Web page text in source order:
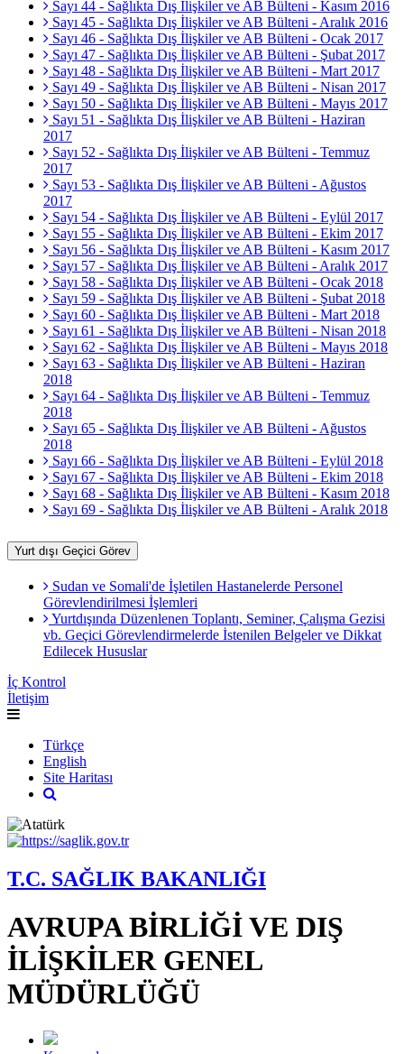
Sayı 44 - Sağlıkta Dış İlişkiler ve AB Bülteni - Kasım 2016
Sayı 45 - Sağlıkta Dış İlişkiler ve AB Bülteni - Aralık 2016
Sayı 46 - Sağlıkta Dış İlişkiler ve AB Bülteni - Ocak 2017
Sayı 47 - Sağlıkta Dış İlişkiler ve AB Bülteni - Şubat 2017
Sayı 48 - Sağlıkta Dış İlişkiler ve AB Bülteni - Mart 2017
Sayı 49 - Sağlıkta Dış İlişkiler ve AB Bülteni - Nisan 2017
Sayı 50 - Sağlıkta Dış İlişkiler ve AB Bülteni - Mayıs 2017
Sayı 51 - Sağlıkta Dış İlişkiler ve AB Bülteni - Haziran
2017
Sayı 52 - Sağlıkta Dış İlişkiler ve AB Bülteni - Temmuz
2017
Sayı 53 - Sağlıkta Dış İlişkiler ve AB Bülteni - Ağustos
2017
Sayı 54 - Sağlıkta Dış İlişkiler ve AB Bülteni - Eylül 2017
Sayı 55 - Sağlıkta Dış İlişkiler ve AB Bülteni - Ekim 2017
Sayı 56 - Sağlıkta Dış İlişkiler ve AB Bülteni - Kasım 2017
Sayı 57 - Sağlıkta Dış İlişkiler ve AB Bülteni - Aralık 2017
Sayı 58 - Sağlıkta Dış İlişkiler ve AB Bülteni - Ocak 2018
Sayı 59 - Sağlıkta Dış İlişkiler ve AB Bülteni - Şubat 2018
Sayı 60 - Sağlıkta Dış İlişkiler ve AB Bülteni - Mart 2018
Sayı 61 - Sağlıkta Dış İlişkiler ve AB Bülteni - Nisan 2018
Sayı 62 - Sağlıkta Dış İlişkiler ve AB Bülteni - Mayıs 2018
Sayı 63 - Sağlıkta Dış İlişkiler ve AB Bülteni - Haziran
2018
Sayı 64 - Sağlıkta Dış İlişkiler ve AB Bülteni - Temmuz
2018
Sayı 65 - Sağlıkta Dış İlişkiler ve AB Bülteni - Ağustos
2018
Sayı 66 - Sağlıkta Dış İlişkiler ve AB Bülteni - Eylül 2018
Sayı 67 - Sağlıkta Dış İlişkiler ve AB Bülteni - Ekim 2018
Sayı 68 - Sağlıkta Dış İlişkiler ve AB Bülteni - Kasım 2018
Sayı 69 - Sağlıkta Dış İlişkiler ve AB Bülteni - Aralık 2018
Yurt dışı Geçici Görev
Sudan ve Somali'de İşletilen Hastanelerde Personel
Görevlendirilmesi İşlemleri
Yurtdışında Düzenlenen Toplantı, Seminer, Çalışma Gezisi
vb. Geçici Görevlendirmelerde İstenilen Belgeler ve Dikkat
Edilecek Hususlar
İç Kontrol
İletişim
Türkçe
English
Site Haritası
T.C. SAĞLIK BAKANLIĞI
AVRUPA BİRLİĞİ VE DIŞ
İLİŞKİLER GENEL
MÜDÜRLÜĞÜ